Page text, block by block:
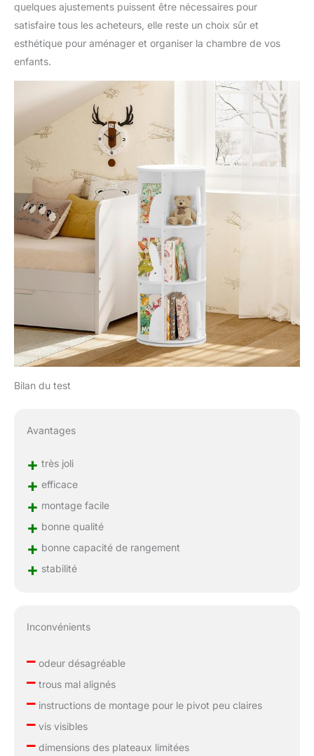
quelques ajustements puissent être nécessaires pour
satisfaire tous les acheteurs, elle reste un choix sûr et
esthétique pour aménager et organiser la chambre de vos
enfants.
Bilan du test
Avantages
+ très joli
+ efficace
+ montage facile
+ bonne qualité
+ bonne capacité de rangement
+ stabilité
Inconvénients
–odeur désagréable
–trous mal alignés
–instructions de montage pour le pivot peu claires
–vis visibles
–dimensions des plateaux limitées